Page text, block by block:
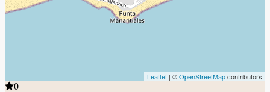
Leaflet | ©OpenStreetMapcontributors
0